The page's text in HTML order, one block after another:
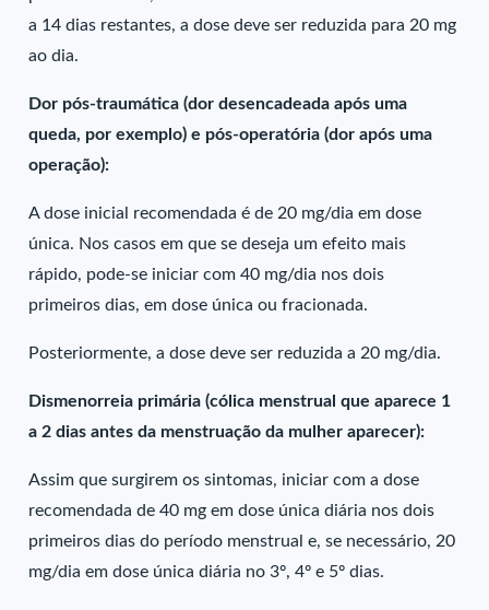
a 14 dias restantes, a dose deve ser reduzida para 20 mg
ao dia.
Dor pós-traumática (dor desencadeada após uma
queda, por exemplo) e pós-operatória (dor após uma
operação):
A dose inicial recomendada é de 20 mg/dia em dose
única. Nos casos em que se deseja um efeito mais
rápido, pode-se iniciar com 40 mg/dia nos dois
primeiros dias, em dose única ou fracionada.
Posteriormente, a dose deve ser reduzida a 20 mg/dia.
Dismenorreia primária (cólica menstrual que aparece 1
a 2 dias antes da menstruação da mulher aparecer):
Assim que surgirem os sintomas, iniciar com a dose
recomendada de 40 mg em dose única diária nos dois
primeiros dias do período menstrual e, se necessário, 20
mg/dia em dose única diária no 3º, 4º e 5º dias.